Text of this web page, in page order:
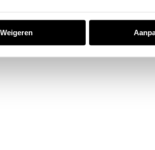
Weigeren